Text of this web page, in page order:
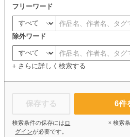
フリーワード
除外ワード
+ さらに詳しく検索する
保存する
検索条件の保存には ロ
グインが必要です。
6件
× 検索